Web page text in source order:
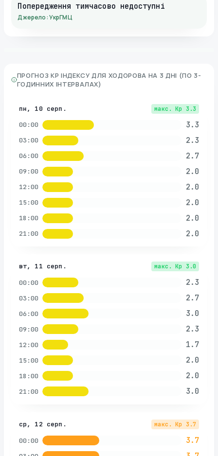
Попередження тимчасово недоступні
Джерело: УкрГМЦ
ПРОГНОЗ KP ІНДЕКСУ ДЛЯ ХОДОРОВА НА 3 ДНІ (ПО 3-
ГОДИННИХ ІНТЕРВАЛАХ)
пн, 10 серп. макс. Kp 3.3
00:00 3.3
03:00 2.3
06:00 2.7
09:00 2.0
12:00 2.0
15:00 2.0
18:00 2.0
21:00 2.0
вт, 11 серп. макс. Kp 3.0
00:00 2.3
03:00 2.7
06:00 3.0
09:00 2.3
12:00 1.7
15:00 2.0
18:00 2.0
21:00 3.0
ср, 12 серп. макс. Kp 3.7
00:00 3.7